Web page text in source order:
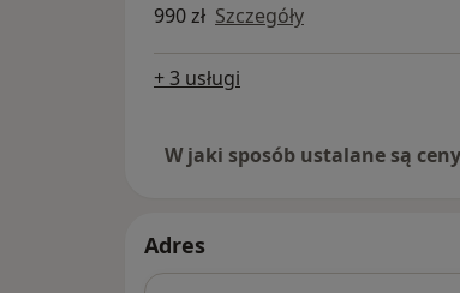
990 zł Szczegóły
+ 3 usługi
W jaki sposób ustalane są
Adres